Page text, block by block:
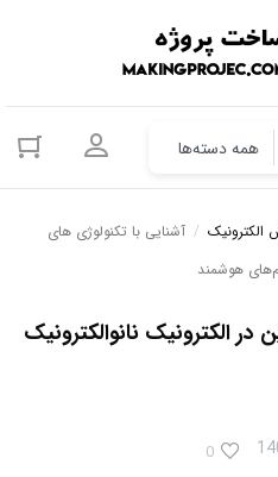
ورود به
الکترونیک / آشنایی با تکنولوژی‌ های
هوشمند
الکترونیک نانوالکترونیک
0